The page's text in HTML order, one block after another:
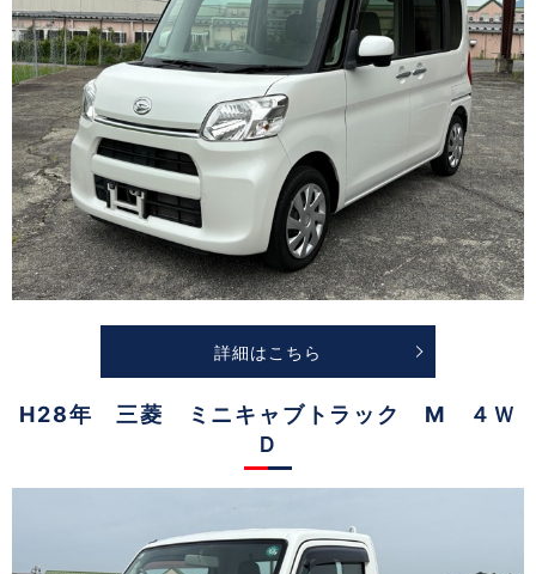
詳細はこちら
H28年 三菱 ミニキャブトラック M ４Ｗ
Ｄ